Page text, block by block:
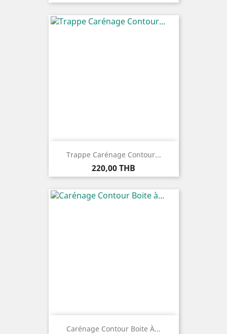
Trappe Carénage Contour...
Prix
220,00 THB
Carénage Contour Boite À...